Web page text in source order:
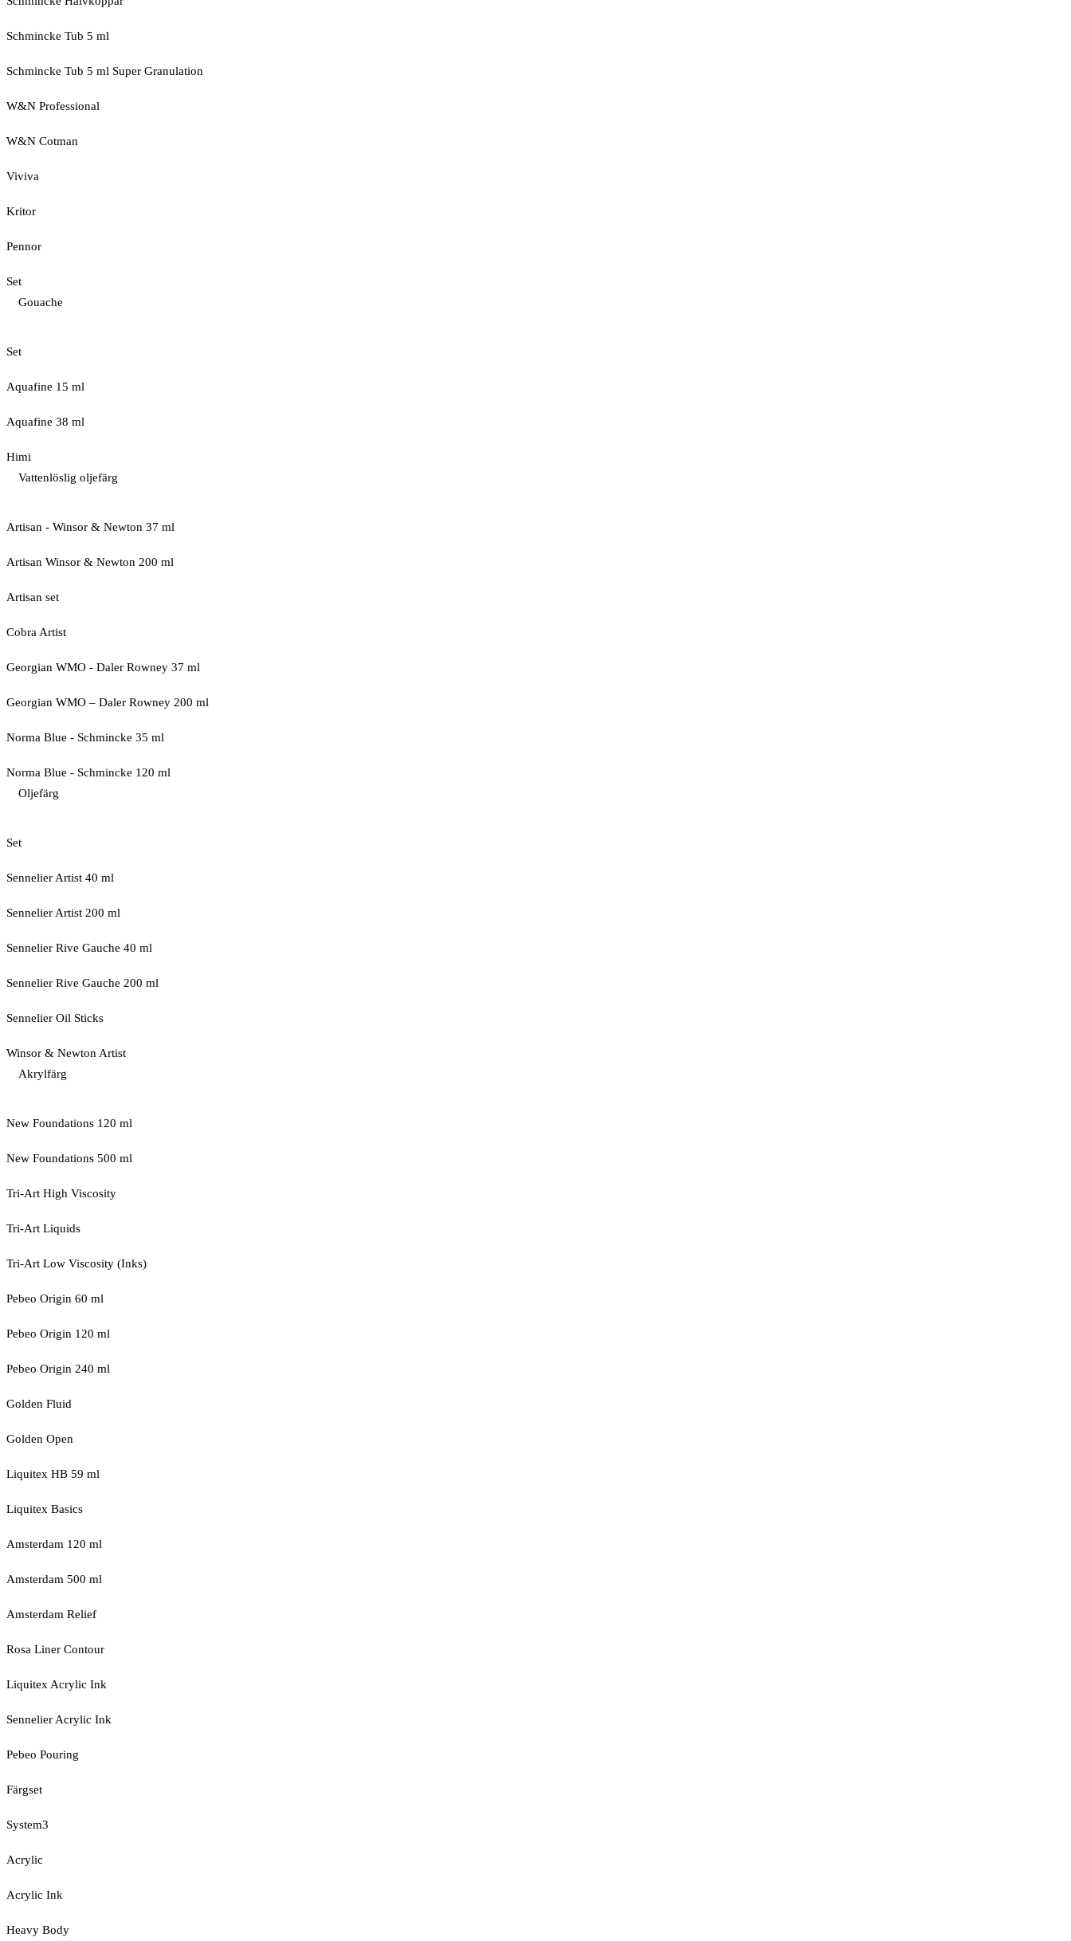
Schmincke Tub 5 ml
Schmincke Tub 5 ml Super Granulation
W&N Professional
W&N Cotman
Viviva
Kritor
Pennor
Set
Gouache
Set
Aquafine 15 ml
Aquafine 38 ml
Himi
Vattenlöslig oljefärg
Artisan - Winsor & Newton 37 ml
Artisan Winsor & Newton 200 ml
Artisan set
Cobra Artist
Georgian WMO - Daler Rowney 37 ml
Georgian WMO – Daler Rowney 200 ml
Norma Blue - Schmincke 35 ml
Norma Blue - Schmincke 120 ml
Oljefärg
Set
Sennelier Artist 40 ml
Sennelier Artist 200 ml
Sennelier Rive Gauche 40 ml
Sennelier Rive Gauche 200 ml
Sennelier Oil Sticks
Winsor & Newton Artist
Akrylfärg
New Foundations 120 ml
New Foundations 500 ml
Tri-Art High Viscosity
Tri-Art Liquids
Tri-Art Low Viscosity (Inks)
Pebeo Origin 60 ml
Pebeo Origin 120 ml
Pebeo Origin 240 ml
Golden Fluid
Golden Open
Liquitex HB 59 ml
Liquitex Basics
Amsterdam 120 ml
Amsterdam 500 ml
Amsterdam Relief
Rosa Liner Contour
Liquitex Acrylic Ink
Sennelier Acrylic Ink
Pebeo Pouring
Färgset
System3
Acrylic
Acrylic Ink
Heavy Body